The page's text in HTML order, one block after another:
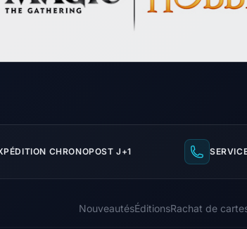
CHRONOPOST J+1
NouveautésÉditionsRachat de